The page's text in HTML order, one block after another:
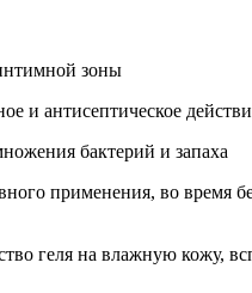
зоны
и антисептическое
бактерий и запаха
применения, во время
геля на влажную кожу,